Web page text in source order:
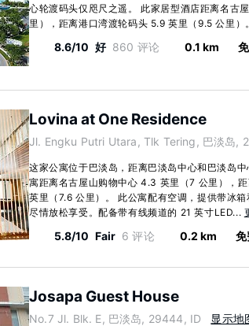
心轮渡码头仅咫尺之遥。 此家居型酒店距离名古
里），距离港口湾渡轮码头 5.9 英里（9.5 公里）
8.6/10 好 860 评论 0.1 km
Lovina at One Residence
Jl. Engku Putri Utara, Tlk Tering, 巴淡岛,
这家公寓位于巴淡岛，距离巴淡岛中心和巴淡岛
寓距离名古屋山购物中心 4.3 英里（7 公里），
英里（7.6 公里）。 此公寓配有空调，提供带冰
尽情放松享受。配备带有线频道的 21 英寸LED...
5.8/10 Fair 6 评论 0.2 km
Josapa Guest House
No.7 Jl. Blk. E, 巴淡岛, 29444, ID 显示地